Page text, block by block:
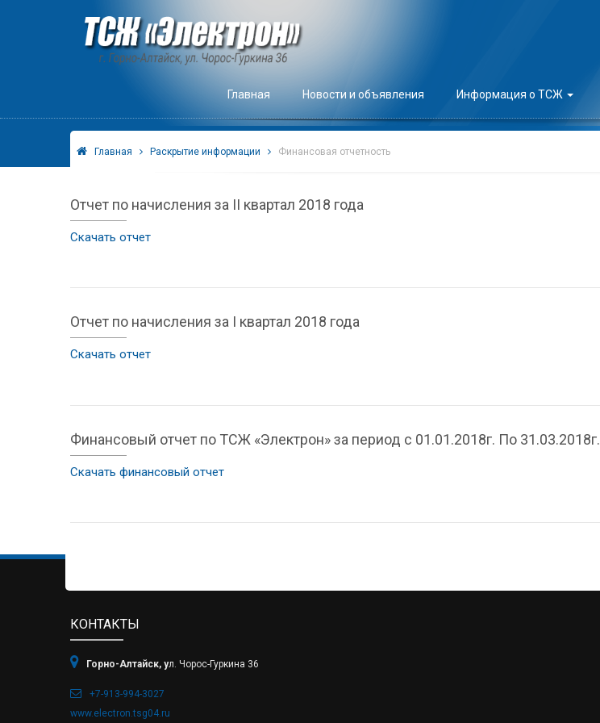
Главная Новости и объявления Информация о ТСЖ
Главная Раскрытие информации Финансовая отчетность
Отчет по начисления за II квартал 2018 года
Скачать отчет
Отчет по начисления за I квартал 2018 года
Скачать отчет
Финансовый отчет по ТСЖ «Электрон» за период с 01.01.2018г. По 31.03.2018г.
Скачать финансовый отчет
КОНТАКТЫ
Горно-Алтайск, ул. Чорос-Гуркина 36
+7-913-994-3027
www.electron.tsg04.ru